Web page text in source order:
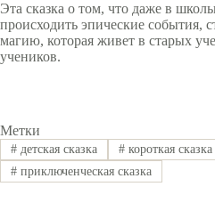
Эта сказка о том, что даже в
происходить эпические события,
магию, которая живет в старых
учеников.
Метки
#детская сказка #короткая сказка
#приключенческая сказка